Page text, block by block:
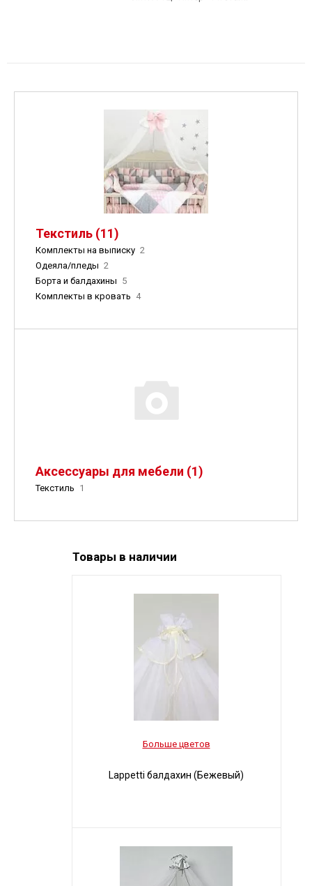
Текстиль (11)
Комплекты на выписку 2
Одеяла/пледы 2
Борта и балдахины 5
Комплекты в кровать 4
Аксессуары для мебели (1)
Текстиль 1
Товары в наличии
Больше цветов
Lappetti балдахин (Бежевый)